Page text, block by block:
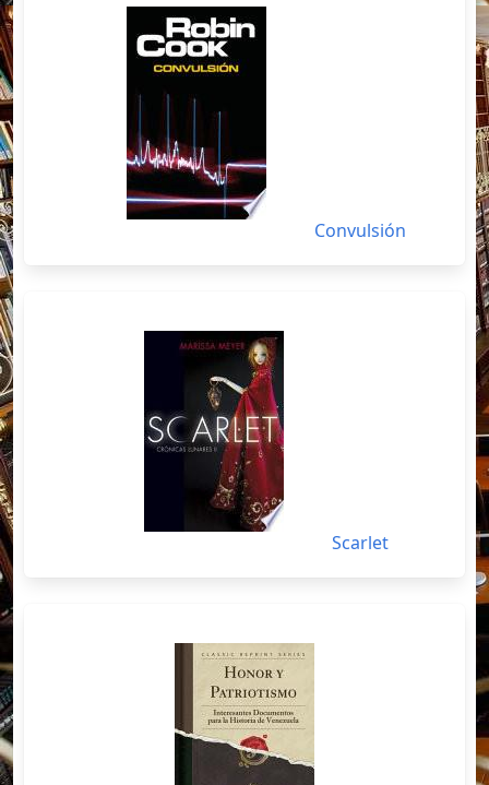
Convulsión
Scarlet